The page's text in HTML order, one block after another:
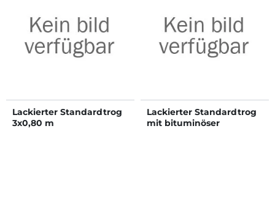
Lackierter Standardtrog
3x0,80 m
Lackierter Standardtrog
mit bituminöser